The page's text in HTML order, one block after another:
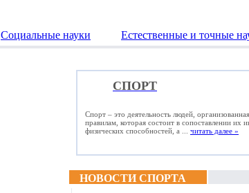
Социальные науки Естественные и точные
СПОРТ
Спорт – это деятельность людей,
правилам, которая состоит в сопоставлении их
физических способностей, а ... читать далее »
НОВОСТИ СПОРТА